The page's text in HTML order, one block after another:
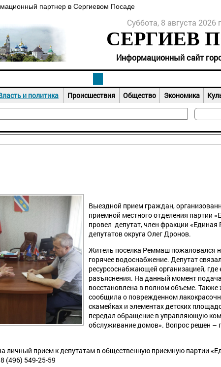
партнер в Сергиевом Посаде
Суббота, 8 августа 2026
СЕРГИЕВ
Информационный сайт
и политика Происшествия Общество Экономика
Выездной прием граждан,
приемной местного отделения партии
провел депутат, член фракции «Единая
депутатов округа Олег Дронов.
Житель поселка Реммаш пожаловался
горячее водоснабжение. Депутат
ресурсоснабжающей организацией, где
разъяснения. На данный момент
восстановлена в полном объеме. Также
сообщила о поврежденном
скамейках и элементах детских
передал обращение в управляющую
обслуживание домов». Вопрос решен –
личный прием к депутатам в общественную приемную партии
(496) 549-25-59